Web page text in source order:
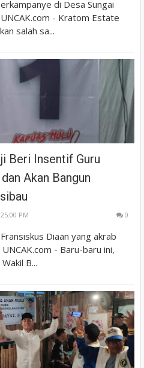
di Desa Sungai
- Kratom Estate
salah sa...
Beri Insentif Guru
Akan Bangun
PM 0
Diaan yang akrab
- Baru-baru ini,
B...